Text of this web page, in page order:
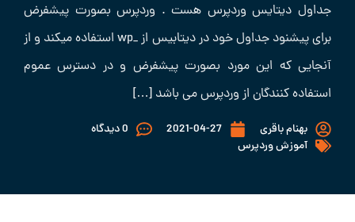
جداول دیتایس وردپرس هست . وردپرس بصورت پیشفرض
برای پیشنود جداول خود در دیتابیس از _wp استفاده میکند و از
آنجایی که این مورد بصورت پیشفرض و در دسترس عموم
استفاده کنندگان از وردپرس می باشد […]
بهنام باقری 2021-04-27
0 دیدگاه
آموزش وردپرس